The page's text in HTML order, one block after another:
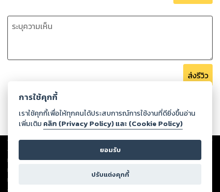
ส่งรีวิว
Copyright ©2026Storylog Co., Ltd. - สตอรี่ล็อกขอสงวนสิทธิ์ไม่รับผิดชอบ
ต่อผลงานหรือเนื้อหาใดที่อัปโหลดผ่านเว็บไซต์และปรากฏว่าละเมิดสิทธิใน
ทรัพย์สินทางปัญญาของบุคคลอื่นหรือขัดต่อกฎหมายและศีลธรรม ดังนั้น ผู้อ่าน
ทุกท่านโปรดใช้วิจารณญาณในการกลั่นกรองด้วยตนเอง และหากท่านพบว่าส่วน
หนึ่งส่วนใดขัดต่อกฎหมายและศีลธรรม กรุณาแจ้งมายังบริษัท เพื่อทีมงานจะได้
ดำเนินการในทันที ทั้งนี้ ทางสตอรี่ล็อกขอสงวนลิขสิทธิ์ตามพระราชบัญญัติ
การใช้คุกกี้
เราใช้คุกกี้เพื่อให้ทุกคนได้ประสบการณ์การใช้งานที่ดียิ่งขึ้นอ่าน
เพิ่มเติม คลิก (Privacy Policy) และ (Cookie Policy)
ยอมรับ
ปรับแต่งคุกกี้